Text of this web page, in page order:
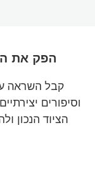
הפק את
קבל השראה
וסיפורים
הציוד הנכון